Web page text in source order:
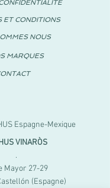
Espagne-Mexique
ET CONDITIONS
NOUS
MARQUES
VINARÒS
.
Mayor 27-29
(Espagne)